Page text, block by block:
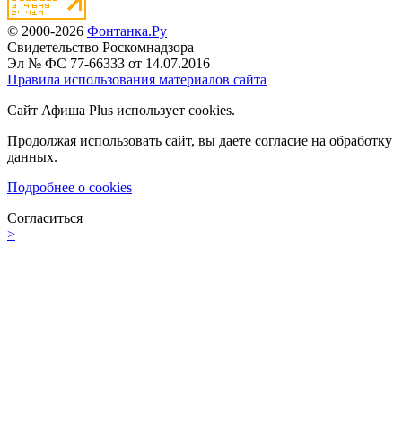
© 2000-2026 Фонтанка.Ру
Свидетельство Роскомнадзора
Эл № ФС 77-66333 от 14.07.2016
Правила использования материалов сайта
Сайт Афиша Plus использует cookies.
Продолжая использовать сайт, вы даете согласие на обработку
данных.
Подробнее о cookies
Согласиться
>